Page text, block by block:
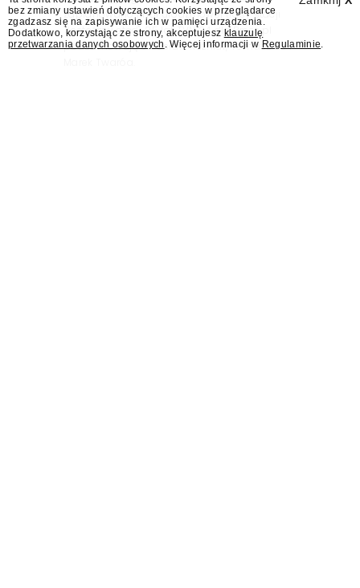
zaplanowano finał urodzinowej trasy stacji
"Jesteśmy stąd". 25 lat TVN 24 dla Press.pl
podsumowują Jarosław Kuźniar, Tomasz Lis i
bez zmiany ustawień dotyczących cookies w przeglądarce
zgadzasz się na zapisywanie ich w pamięci urządzenia.
Dodatkowo, korzystając ze strony, akceptujesz klauzulę
przetwarzania danych osobowych . Więcej informacji w Regulaminie.